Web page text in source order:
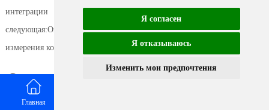
Я согласен
Я отказываюсь
Изменить мои предпочтения
интеграции
следующая:Онлайн-руководство по выбору и монтажу системы
измерения концентрации взвешенных твердых частиц ила
Связанные рекомендации
Главная